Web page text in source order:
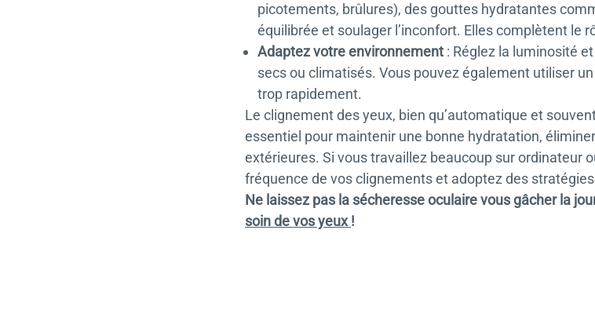
picotements, brûlures), des gouttes hydratantes
équilibrée et soulager l’inconfort. Elles complètent le
Adaptez votre environnement : Réglez la luminosité
secs ou climatisés. Vous pouvez également utiliser
trop rapidement.
Le clignement des yeux, bien qu’automatique et
essentiel pour maintenir une bonne hydratation,
extérieures. Si vous travaillez beaucoup sur ordinateur
fréquence de vos clignements et adoptez des
Ne laissez pas la sécheresse oculaire vous gâcher la
soin de vos yeux!